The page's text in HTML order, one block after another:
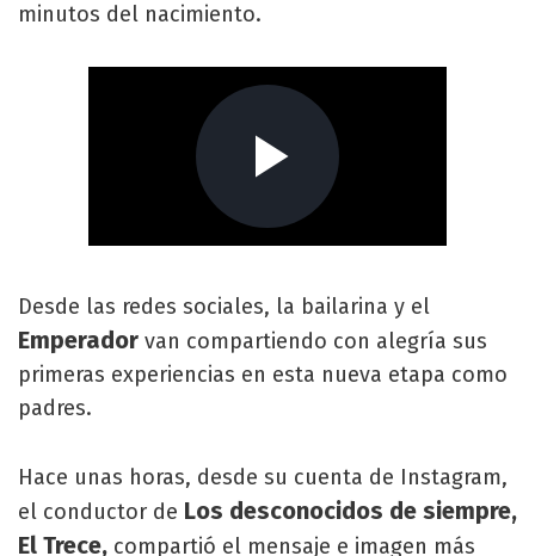
minutos del nacimiento.
Desde las redes sociales, la bailarina y el
Emperador van compartiendo con alegría sus
primeras experiencias en esta nueva etapa como
padres.
Hace unas horas, desde su cuenta de Instagram,
el conductor de Los desconocidos de siempre,
El Trece, compartió el mensaje e imagen más